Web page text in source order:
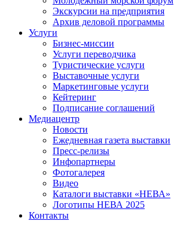
Экскурсии на предприятия
Архив деловой программы
Услуги
Бизнес-миссии
Услуги переводчика
Туристические услуги
Выставочные услуги
Маркетинговые услуги
Кейтеринг
Подписание соглашений
Медиацентр
Новости
Ежедневная газета выставки
Пресс-релизы
Инфопартнеры
Фотогалерея
Видео
Каталоги выставки «НЕВА»
Логотипы НЕВА 2025
Контакты